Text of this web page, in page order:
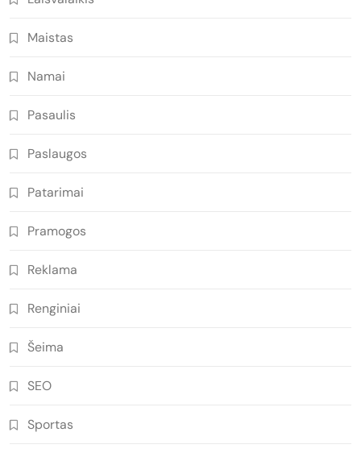
Maistas
Namai
Pasaulis
Paslaugos
Patarimai
Pramogos
Reklama
Renginiai
Šeima
SEO
Sportas